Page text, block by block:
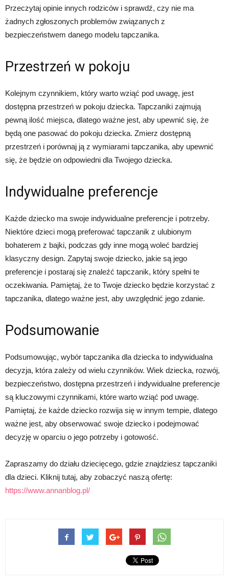
Przeczytaj opinie innych rodziców i sprawdź, czy nie ma
żadnych zgłoszonych problemów związanych z
bezpieczeństwem danego modelu tapczanika.
Przestrzeń w pokoju
Kolejnym czynnikiem, który warto wziąć pod uwagę, jest
dostępna przestrzeń w pokoju dziecka. Tapczaniki zajmują
pewną ilość miejsca, dlatego ważne jest, aby upewnić się, że
będą one pasować do pokoju dziecka. Zmierz dostępną
przestrzeń i porównaj ją z wymiarami tapczanika, aby upewnić
się, że będzie on odpowiedni dla Twojego dziecka.
Indywidualne preferencje
Każde dziecko ma swoje indywidualne preferencje i potrzeby.
Niektóre dzieci mogą preferować tapczanik z ulubionym
bohaterem z bajki, podczas gdy inne mogą woleć bardziej
klasyczny design. Zapytaj swoje dziecko, jakie są jego
preferencje i postaraj się znaleźć tapczanik, który spełni te
oczekiwania. Pamiętaj, że to Twoje dziecko będzie korzystać z
tapczanika, dlatego ważne jest, aby uwzględnić jego zdanie.
Podsumowanie
Podsumowując, wybór tapczanika dla dziecka to indywidualna
decyzja, która zależy od wielu czynników. Wiek dziecka, rozwój,
bezpieczeństwo, dostępna przestrzeń i indywidualne preferencje
są kluczowymi czynnikami, które warto wziąć pod uwagę.
Pamiętaj, że każde dziecko rozwija się w innym tempie, dlatego
ważne jest, aby obserwować swoje dziecko i podejmować
decyzję w oparciu o jego potrzeby i gotowość.
Zapraszamy do działu dziecięcego, gdzie znajdziesz tapczaniki
dla dzieci. Kliknij tutaj, aby zobaczyć naszą ofertę:
https://www.annanblog.pl/